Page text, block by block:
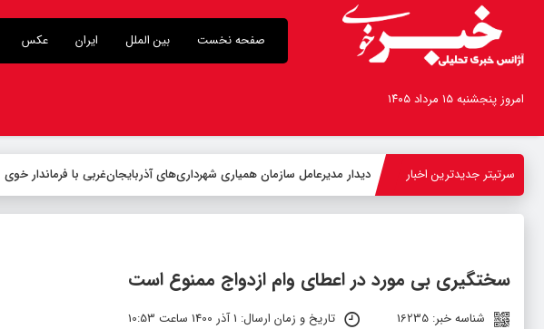
صفحه نخست بین الملل ایران عکس
امروز پنجشنبه ۱۵ مرداد ۱۴۰۵
سرتیتر جدیدترین اخبار دیدار مدیرعامل سازمان همیاری شهرداری‌های آذربایجان‌غربی با فرماندار خوی
سختگیری بی مورد در اعطای وام ازدواج ممنوع است
شناسه خبر: 16235 تاریخ و زمان ارسال: 1 آذر 1400 ساعت 10:53